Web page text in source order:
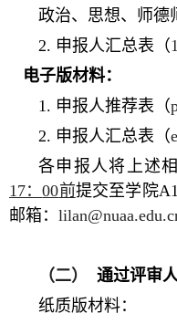
政治、思想、师德
2. 申报人汇总表（1
电子版材料：
1. 申报人推荐表（
2. 申报人汇总表（
各申报人将上述
17：00前提交至学院
邮箱：
（二）
通过评审
纸质版材料：